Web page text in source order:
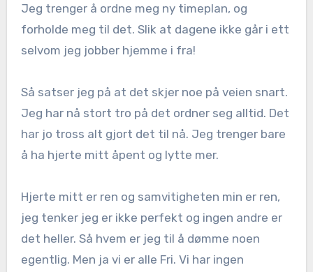
Jeg trenger å ordne meg ny timeplan, og
forholde meg til det. Slik at dagene ikke går i ett
selvom jeg jobber hjemme i fra!
Så satser jeg på at det skjer noe på veien snart.
Jeg har nå stort tro på det ordner seg alltid. Det
har jo tross alt gjort det til nå. Jeg trenger bare
å ha hjerte mitt åpent og lytte mer.
Hjerte mitt er ren og samvitigheten min er ren,
jeg tenker jeg er ikke perfekt og ingen andre er
det heller. Så hvem er jeg til å dømme noen
egentlig. Men ja vi er alle Fri. Vi har ingen